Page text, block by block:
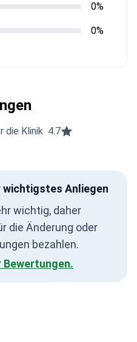
0%
0%
die Klinik 4.7
Anliegen
wichtig, daher
die Änderung oder
bezahlen.
Bewertungen.